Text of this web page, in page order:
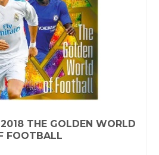
THE GOLDEN WORLD
FOOTBALL